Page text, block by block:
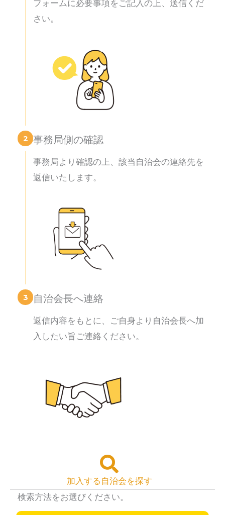
フォームに必要事項をご記入の上、送信くだ
さい。
2 事務局側の確認
事務局より確認の上、該当自治会の連絡先を
返信いたします。
3 自治会長へ連絡
返信内容をもとに、ご自身より自治会長へ加
入したい旨ご連絡ください。
加入する自治会を探す
検索方法をお選びください。